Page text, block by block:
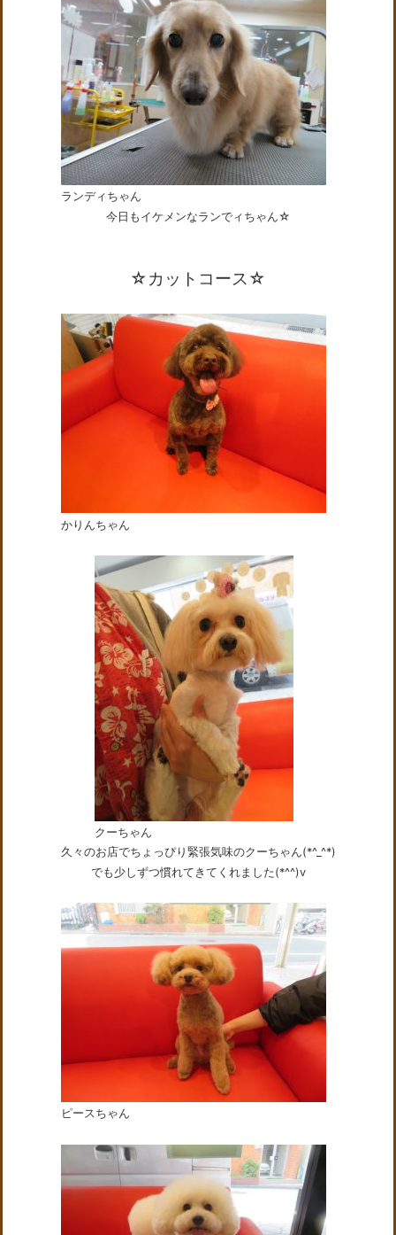
ランディちゃん
今日もイケメンなランでィちゃん☆
☆カットコース☆
かりんちゃん
クーちゃん
久々のお店でちょっぴり緊張気味のクーちゃん(*^_^*)
でも少しずつ慣れてきてくれました(*^^)v
ピースちゃん